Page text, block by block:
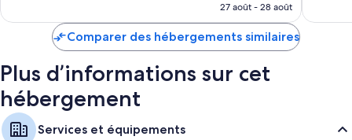
Service de ménage quotidien, bureau et téléphone
prix
de
27 août - 28 août
Comparer des hébergements similaires
Plus d’informations sur cet
hébergement
Services et équipements